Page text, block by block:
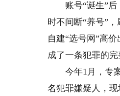
账号“诞生”后，
时不间断“养号”
自建“选号网”高
成了一条犯罪的完
今年1月，专案
名犯罪嫌疑人，